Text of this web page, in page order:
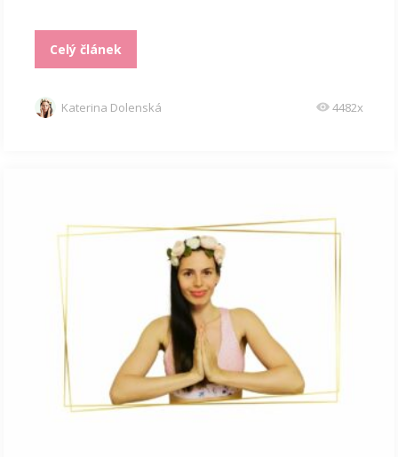
Celý článek
Katerina Dolenská 4482x